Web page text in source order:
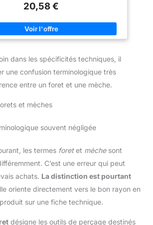
à bois Ø 4-10 mm (pour bois dur, résineux
de vissage L = 25 mm (PH 1/2/2/3, PZ
7, HEX 3/4/5/6, T 15/20/25), 3 Douille Ø 7/8/10
pour douille, 1 appareil de mesure du
Mallette pratique Bosch X-Line avec
mm
20,58 €
dans les spécificités techniques, il
une confusion terminologique très
entre un foret et une mèche.
et mèches
souvent négligée
les termes foretet mèchesont
C’est une erreur qui peut
achats. La distinction est pourtant
oriente directement vers le bon rayon en
sur une fiche technique.
désigne les outils de perçage destinés